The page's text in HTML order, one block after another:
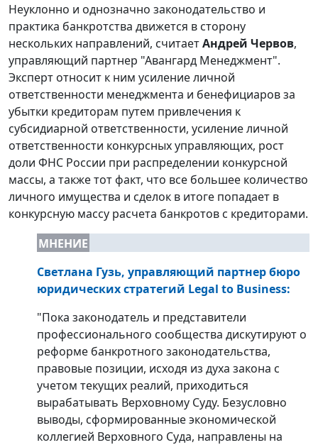
Неуклонно и однозначно законодательство и
практика банкротства движется в сторону
нескольких направлений, считаетАндрей Червов,
управляющий партнер "Авангард Менеджмент".
Эксперт относит к ним усиление личной
ответственности менеджмента и бенефициаров за
убытки кредиторам путем привлечения к
субсидиарной ответственности, усиление личной
ответственности конкурсных управляющих, рост
доли ФНС России при распределении конкурсной
массы, а также тот факт, что все большее количество
личного имущества и сделок в итоге попадает в
конкурсную массу расчета банкротов с кредиторами.
МНЕНИЕ
Светлана Гузь, управляющий партнер бюро
юридических стратегий Legal to Business:
"Пока законодатель и представители
профессионального сообщества дискутируют о
реформе банкротного законодательства,
правовые позиции, исходя из духа закона с
учетом текущих реалий, приходиться
вырабатывать Верховному Суду. Безусловно
выводы, сформированные экономической
коллегией Верховного Суда, направлены на